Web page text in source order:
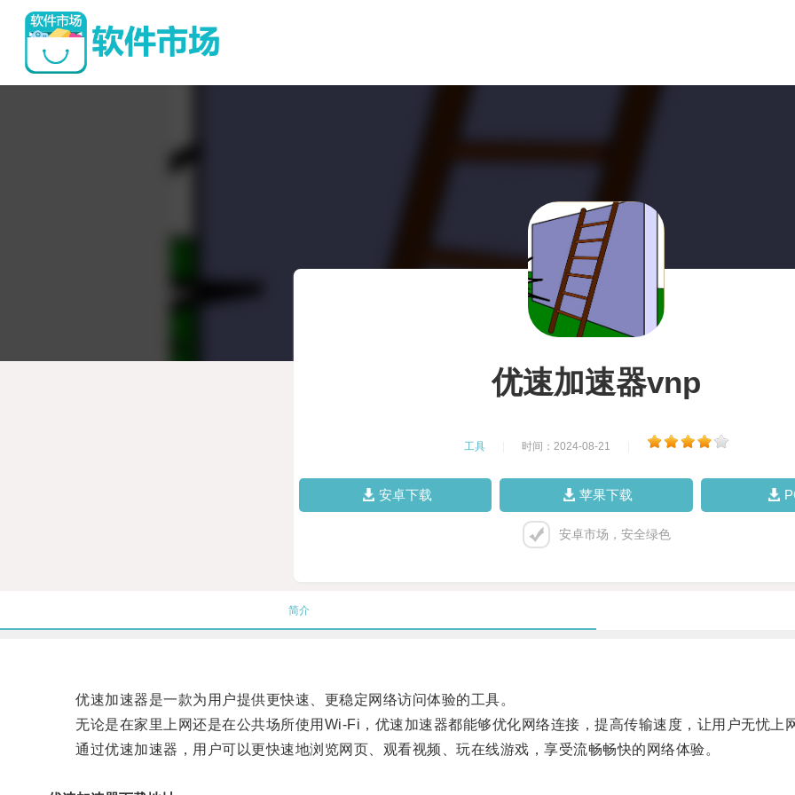
优速加速器vnp
工具 时间：2024-08-21
安卓下载 苹果下载
安卓市场，安全绿色
简介
优速加速器是一款为用户提供更快速、更稳定网络访问体验的工具。
无论是在家里上网还是在公共场所使用Wi-Fi，优速加速器都能够优化网络连接，提高传输速度，让用户无忧上网
通过优速加速器，用户可以更快速地浏览网页、观看视频、玩在线游戏，享受流畅畅快的网络体验。